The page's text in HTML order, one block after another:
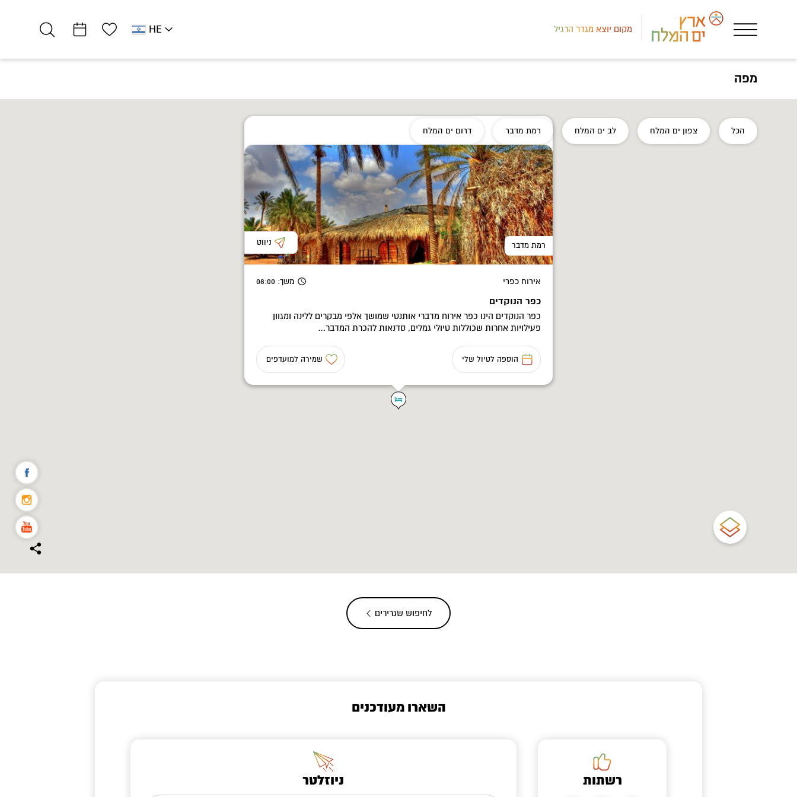
מקום יוצא מגדר הרגיל
HE
רשימת מועדפים
מפה
הכל צפון ים המלח לב ים המלח רמת מדבר דרום ים המלח
רמת מדבר ניווט
אירוח כפרי משך: 08:00
כפר הנוקדים
כפר הנוקדים הינו כפר אירוח מדברי אותנטי שמושך אלפי מבקרים ללינה ומגוון
פעילויות אחרות שכוללות טיולי גמלים, סדנאות להכרת המדבר…
הוספה לטיול שלי שמירה למועדפים
לחיפוש שגרירים
השארו מעודכנים
רשתות ניוזלטר
דרום ים המלח